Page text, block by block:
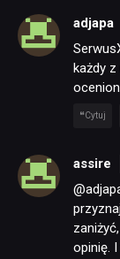
adjapa
każdy
Cytuj
assire
opinię.